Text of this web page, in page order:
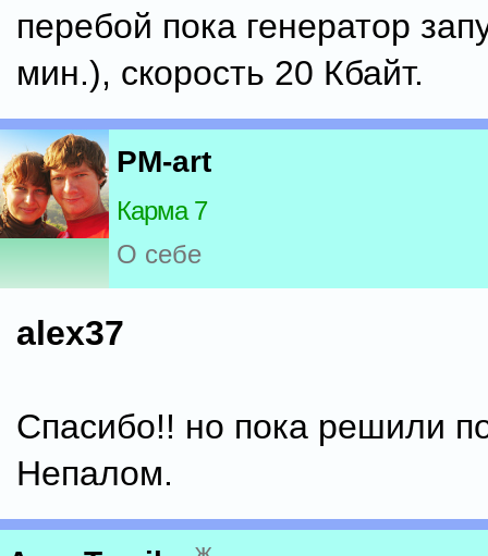
перебой пока генератор
мин.), скорость 20 Кбайт.
PM-art
Карма 7
О себе
alex37
Спасибо!! но пока решили
Непалом.